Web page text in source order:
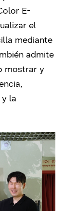
E-
el
mediante
admite
mostrar y
la